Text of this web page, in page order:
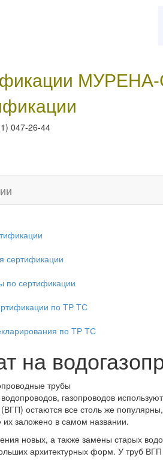
047-26-44
сертификации
по сертификации
по ТР ТС
по ТР ТС
на
газопроводов
остаются все столь же
заложено в самом названии.
новых, а также замены старых
архитектурных форм. У труб